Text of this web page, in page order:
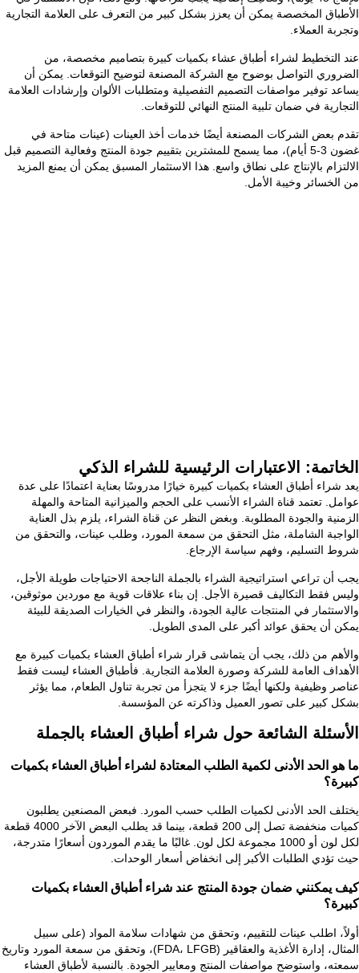
الأطباق المخصصة يمكن أن يعزز بشكل كبير من التعرف على العلامة التجارية
وتجربة العملاء.
عند التخطيط لشراء أطباق عشاء بكميات كبيرة بتصاميم مخصصة، من
الضروري التواصل بوضوح مع الشركة المصنعة لتوضيح التوقعات. يمكن أن
يساعد توفير مواصفات التصميم التفصيلية ومتطلبات الألوان وإرشادات العلامة
التجارية في ضمان تلبية المنتج النهائي للتوقعات.
تقدم بعض الشركات المصنعة أيضًا خدمات أخذ العينات (عينات متاحة في
غضون 3-5 أيام)، مما يسمح للمشترين بتقييم جودة المنتج وفعالية التصميم قبل
الالتزام بالإنتاج على نطاق واسع. هذا الاستثمار المسبق يمكن أن يمنع المزيد
من الخسائر وخيبة الأمل.
الخاتمة: الاعتبارات الرئيسية للشراء الذكي
يعد شراء أطباق العشاء بكميات كبيرة خيارًا مدروسًا بعناية اعتمادًا على عدة
عوامل. تعتمد قناة الشراء الأنسب على الحجم والميزانية المتاحة والمهلة
الزمنية والجودة المطلوبة. وبغض النظر عن قناة الشراء، يلزم بذل العناية
الواجبة الشاملة، مثل التحقق من سمعة المورد، وطلب عينات، والتحقق من
شروط التسليم، وفهم سياسة الإرجاع.
يجب أن تراعي استراتيجية الشراء بالجملة الناجحة الاحتياجات طويلة الأجل،
وليس فقط التكاليف قصيرة الأجل. إن بناء علاقات قوية مع موردين موثوقين،
والاستثمار في المنتجات عالية الجودة، والنظر في الخيارات الصديقة للبيئة
يمكن أن يحقق عوائد أكبر على المدى الطويل.
والأهم من ذلك، يجب أن يتماشى قرار شراء أطباق العشاء بكميات كبيرة مع
الأهداف العامة للشركة وصورة العلامة التجارية. فأطباق العشاء ليست فقط
عناصر وظيفية ولكنها أيضًا جزء لا يتجزأ من تجربة تناول الطعام، مما يؤثر
بشكل كبير على تصور العميل وذاكرته عن المؤسسة.
الأسئلة الشائعة حول شراء أطباق العشاء بالجملة
ما هو الحد الأدنى لكمية الطلب المعتادة لشراء أطباق العشاء بكميات
كبيرة؟
يختلف الحد الأدنى لكميات الطلب حسب المورد. فبعض المصنعين يطلبون
كميات منخفضة تصل إلى 200 قطعة، بينما قد يطلب البعض الآخر 4000 قطعة
لكل لون أو 1000 مجموعة لكل لون. غالبًا ما يقدم الموردون أسعارًا متدرجة،
حيث تؤدي الطلبات الأكبر إلى انخفاض أسعار الوحدات.
كيف يمكنني ضمان جودة المنتج عند شراء أطباق العشاء بكميات
كبيرة؟
أولاً، اطلب عينات للتقييم، وتحقق من شهادات سلامة المواد (على سبيل
المثال، إدارة الأغذية والعقاقير (FDA، LFGB)، وتحقق من سمعة المورد وتاريخ
سمعته، واستوضح مواصفات المنتج ومعايير الجودة. بالنسبة لأطباق العشاء